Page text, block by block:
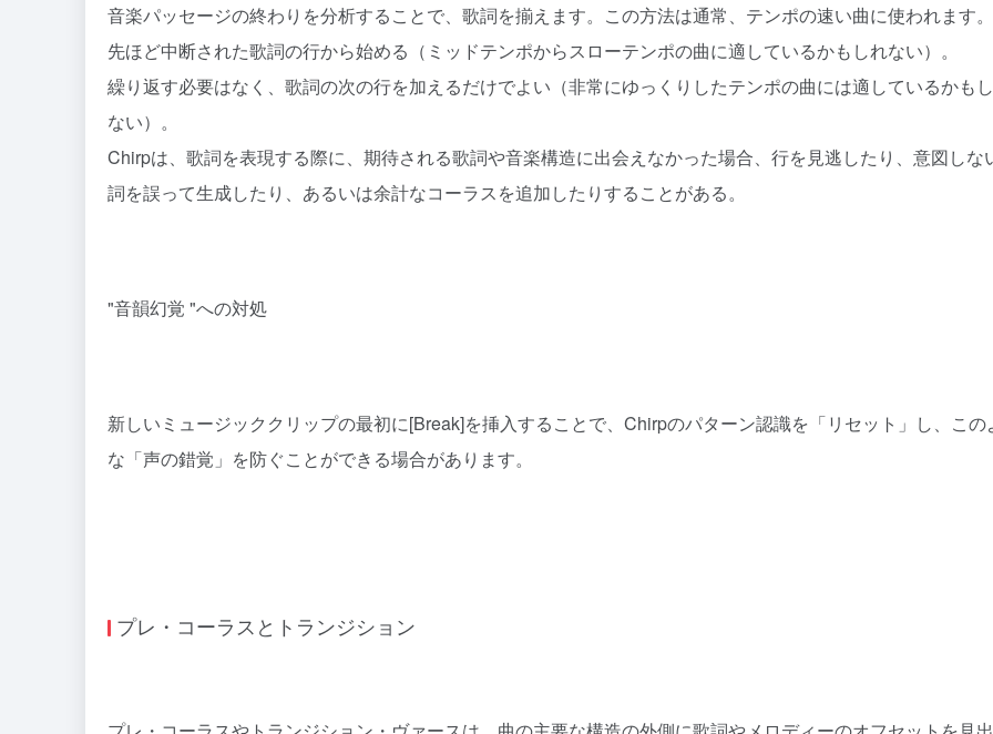
音楽パッセージの終わりを分析することで、歌詞を揃えます。この方法は通常、テンポの速い曲に使われます。
先ほど中断された歌詞の行から始める（ミッドテンポからスローテンポの曲に適しているかもしれない）。
繰り返す必要はなく、歌詞の次の行を加えるだけでよい（非常にゆっくりしたテンポの曲には適しているかも
ない）。
Chirpは、歌詞を表現する際に、期待される歌詞や音楽構造に出会えなかった場合、行を見逃したり、意図しな
詞を誤って生成したり、あるいは余計なコーラスを追加したりすることがある。
"音韻幻覚 "への対処
新しいミュージッククリップの最初に[Break]を挿入することで、Chirpのパターン認識を「リセット」し、この
な「声の錯覚」を防ぐことができる場合があります。
プレ・コーラスとトランジション